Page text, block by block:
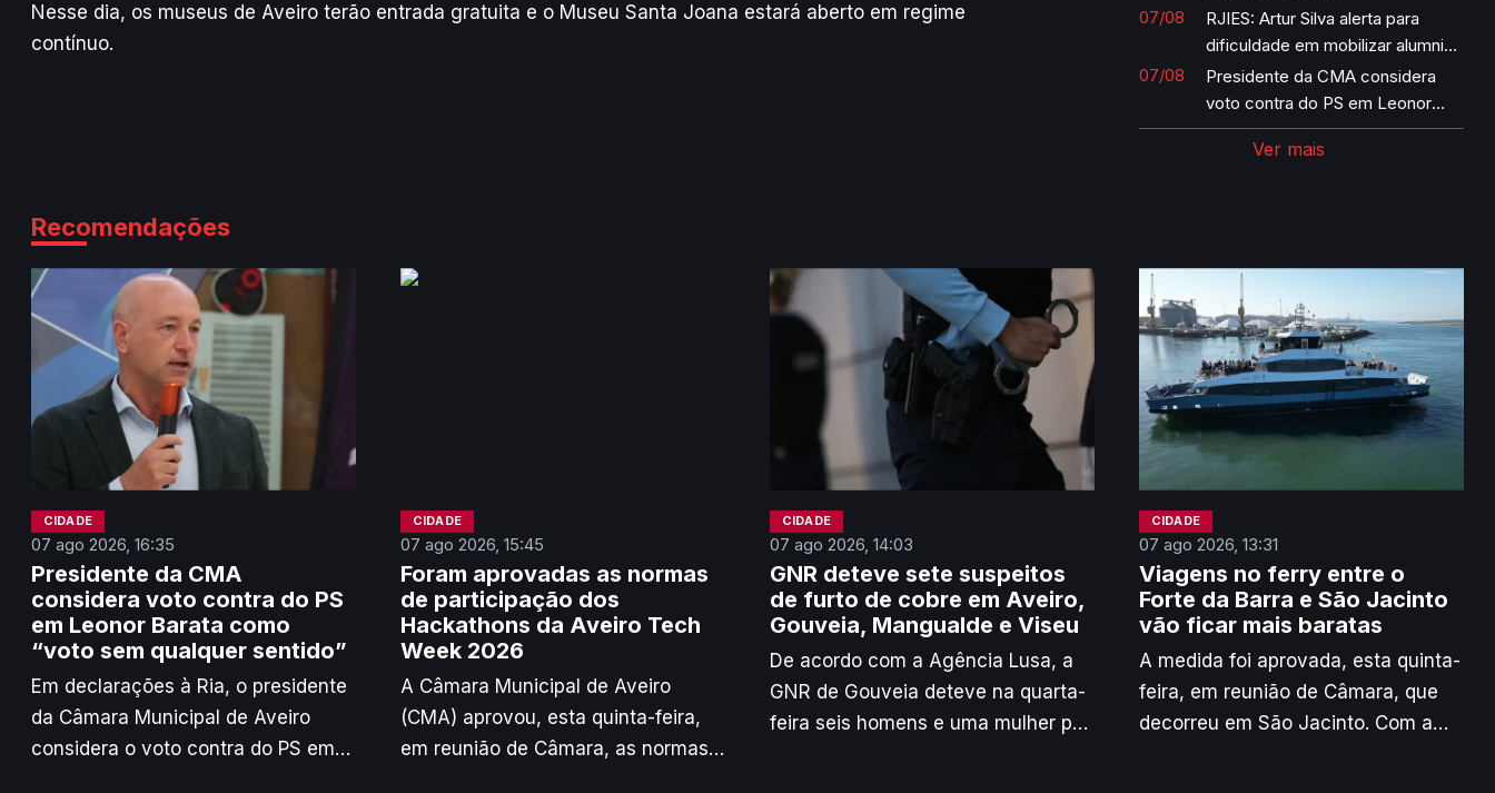
07/08
RJIES: Artur Silva alerta para
dificuldade em mobilizar alumni
para votar nas eleições para
reitor
07/08
Presidente da CMA considera
voto contra do PS em Leonor
Barata como “voto sem qualquer
sentido”Ver mais
Nesse dia, os museus de Aveiro terão entrada gratuita e o Museu Santa Joana estará aberto em regime
contínuo.
Recomendações
CIDADE
07 ago 2026, 16:35
Presidente da CMA
considera voto contra do PS
em Leonor Barata como
“voto sem qualquer sentido”
Em declarações à Ria, o presidente
da Câmara Municipal de Aveiro
considera o voto contra do PS em
CIDADE
07 ago 2026, 15:45
Foram aprovadas as normas
de participação dos
Hackathons da Aveiro Tech
Week 2026
A Câmara Municipal de Aveiro
(CMA) aprovou, esta quinta-feira,
em reunião de Câmara, as normas
CIDADE
07 ago 2026, 14:03
GNR deteve sete suspeitos
de furto de cobre em Aveiro,
Gouveia, Mangualde e Viseu
De acordo com a Agência Lusa, a
GNR de Gouveia deteve na quarta-
feira seis homens e uma mulher por
CIDADE
07 ago 2026, 13:31
Viagens no ferry entre o
Forte da Barra e São Jacinto
vão ficar mais baratas
A medida foi aprovada, esta quinta-
feira, em reunião de Câmara, que
decorreu em São Jacinto. Com a